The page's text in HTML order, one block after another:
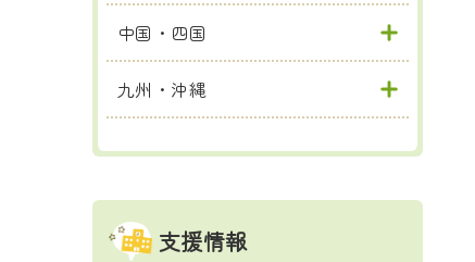
中国・四国
九州・沖縄
支援情報